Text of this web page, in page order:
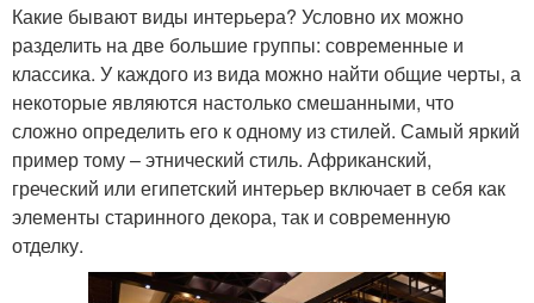
Какие бывают виды интерьера? Условно их можно
разделить на две большие группы: современные и
классика. У каждого из вида можно найти общие черты, а
некоторые являются настолько смешанными, что
сложно определить его к одному из стилей. Самый яркий
пример тому – этнический стиль. Африканский,
греческий или египетский интерьер включает в себя как
элементы старинного декора, так и современную
отделку.